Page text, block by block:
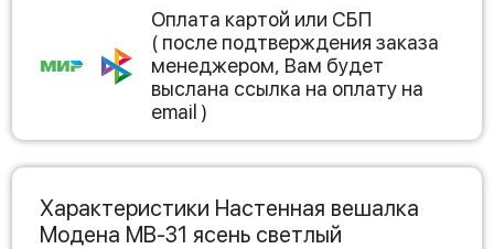
Оплата картой или СБП
( после подтверждения заказа
менеджером, Вам будет
выслана ссылка на оплату на
email )
Характеристики Настенная вешалка
Модена МВ-31 ясень светлый